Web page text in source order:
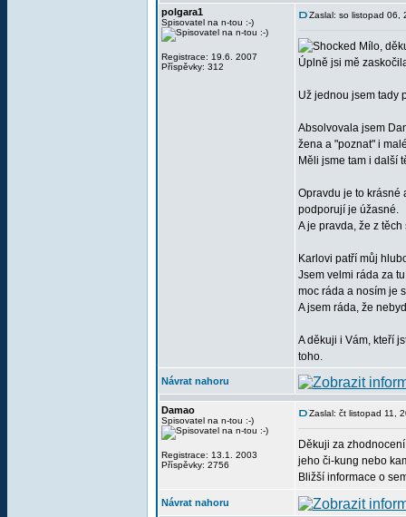
polgara1
Spisovatel na n-tou :-)
Registrace: 19.6. 2007
Příspěvky: 312
Zaslal: so listopad 06,
Mílo,
Úplně jsi mě
Už jednou jsem tady
Absolvovala jsem
žena a "poznat" i
Měli jsme tam i další
Opravdu je to krásné
podporují je úžasné.
A je pravda, že z
Karlovi patří můj
Jsem velmi ráda za
moc ráda a nosím je
A jsem ráda, že
A děkuji i Vám, kteří
toho.
Návrat nahoru
Damao
Spisovatel na n-tou :-)
Registrace: 13.1. 2003
Příspěvky: 2756
Zaslal: čt listopad 11,
Děkuji za
jeho či-kung nebo
Bližší informace o
Návrat nahoru